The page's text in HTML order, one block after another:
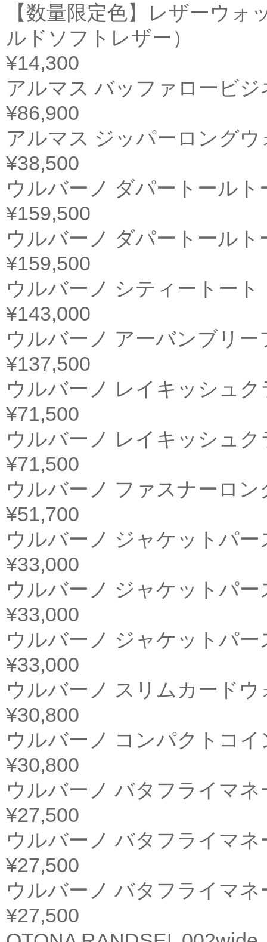
【数量限定色】レザーウ
ルドソフトレザー）
¥14,300
アルマス バッファロービ
¥86,900
アルマス ジッパーロング
¥38,500
ウルバーノ ダパートールト
¥159,500
ウルバーノ ダパートールト
¥159,500
ウルバーノ シティートート
¥143,000
ウルバーノ アーバンブリー
¥137,500
ウルバーノ レイキッシュク
¥71,500
ウルバーノ レイキッシュク
¥71,500
ウルバーノ ファスナーロ
¥51,700
ウルバーノ ジャケットパー
¥33,000
ウルバーノ ジャケットパー
¥33,000
ウルバーノ ジャケットパー
¥33,000
ウルバーノ スリムカードウ
¥30,800
ウルバーノ コンパクトコイ
¥30,800
ウルバーノ バタフライマ
¥27,500
ウルバーノ バタフライマ
¥27,500
ウルバーノ バタフライマ
¥27,500